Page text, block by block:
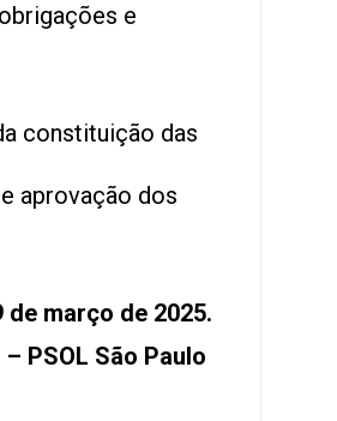
e
constituição das
aprovação dos
de março de 2025.
PSOL São Paulo